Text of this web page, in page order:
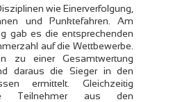
wie Einerverfolgung,
und Punktefahren. Am
gab es die entsprechenden
auf die Wettbewerbe.
zu einer Gesamtwertung
daraus die Sieger in den
ermittelt. Gleichzeitig
Teilnehmer aus den